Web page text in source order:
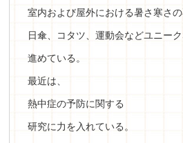
室内および屋外における暑さ寒さの
日傘、コタツ、運動会などユニー
進めている。
最近は、
熱中症の予防に関する
研究に力を入れている。